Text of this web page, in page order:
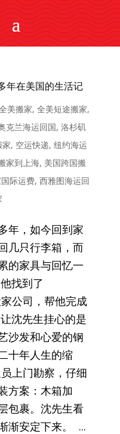
年在美国的生活记
美搬家, 全美短途搬家,
克兰海运回国, 洛杉矶
家, 空运快递, 纽约海运
家到上海, 美国跨国搬
际运费, 西雅图海运回
年，如今回到家
几只行李箱，而
的家具与回忆一
找到了
公司，帮他完成
沈先生挂心的是
沙发和心爱的钢
十年人生的缩
上门勘察，仔细
方案：木箱加
包裹。沈先生看
渐安定下来。 ...